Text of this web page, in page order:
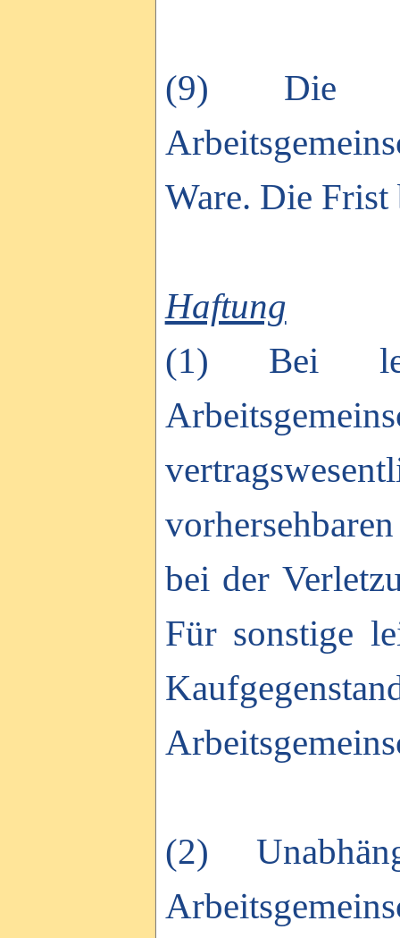
(9) Die
Ware. Die
Haftung
(1) Bei
bei der
Für sonstige
(2)